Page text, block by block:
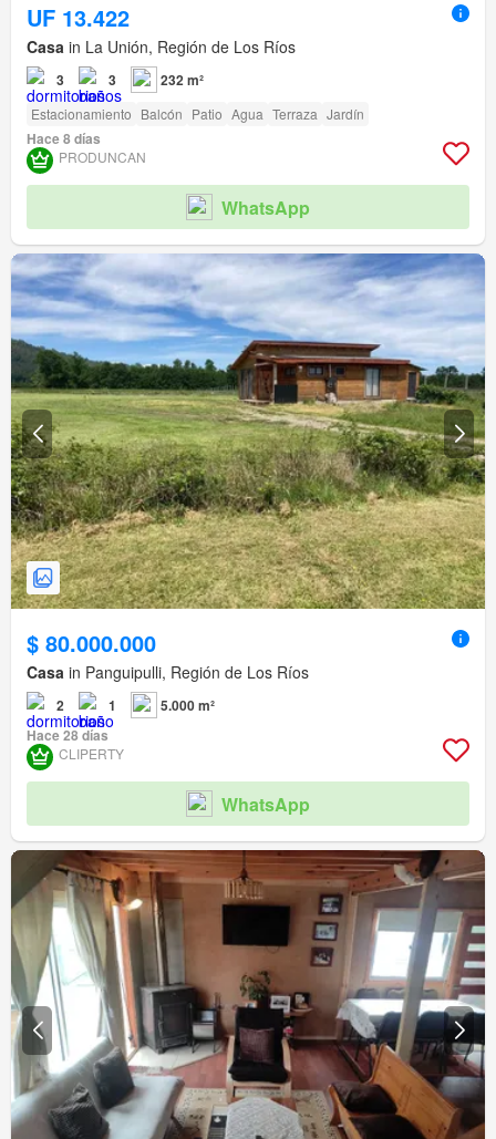
UF 13.422
Casa in La Unión, Región de Los Ríos
3 3 232 m²
Estacionamiento Balcón Patio Agua Terraza Jardín
Hace 8 días
PRODUNCAN
WhatsApp
$ 80.000.000
Casa in Panguipulli, Región de Los Ríos
2 1
5.000 m²
Hace 28 días
CLIPERTY
WhatsApp